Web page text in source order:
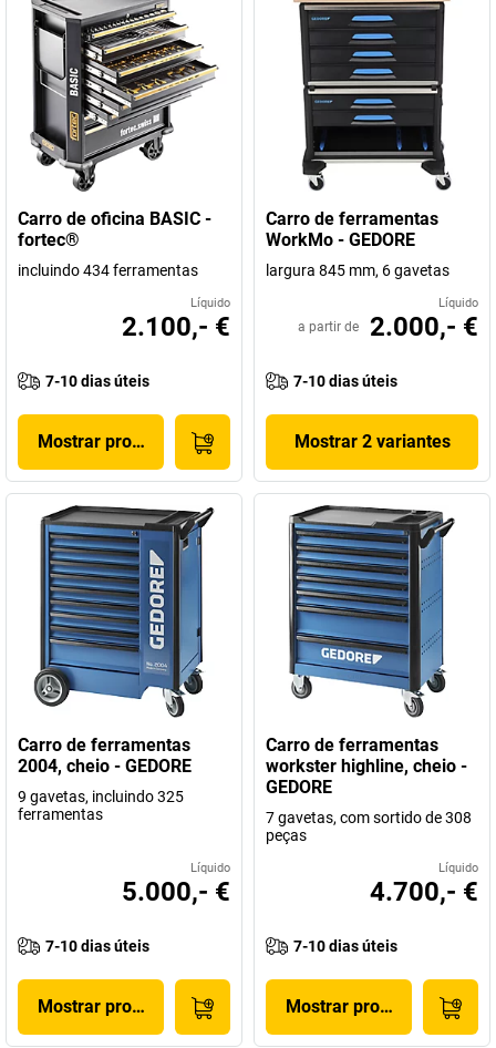
Carro de oficina BASIC -
fortec®
incluindo 434 ferramentas
Líquido
2.100,- €
7-10 dias úteis
Mostrar produto
Carro de ferramentas
WorkMo - GEDORE
largura 845 mm, 6 gavetas
Líquido
a partir de 2.000,- €
7-10 dias úteis
Mostrar 2 variantes
Carro de ferramentas
2004, cheio - GEDORE
9 gavetas, incluindo 325
ferramentas
Líquido
5.000,- €
7-10 dias úteis
Mostrar produto
Carro de ferramentas
workster highline, cheio -
GEDORE
7 gavetas, com sortido de 308
peças
Líquido
4.700,- €
7-10 dias úteis
Mostrar produto